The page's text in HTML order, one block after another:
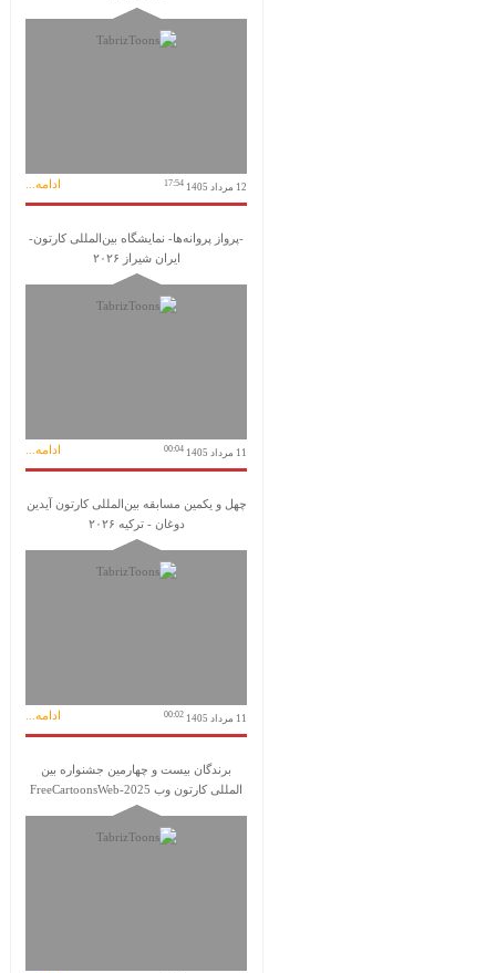
12 مرداد 1405 17:54 ادامه...
-پرواز پروانه‌ها- نمایشگاه بین‌المللی کارتون-
ایران شیراز ۲۰۲۶
11 مرداد 1405 00:04 ادامه...
چهل و یکمین مسابقه بین‌المللی کارتون آیدین
دوغان - ترکیه ۲۰۲۶
11 مرداد 1405 00:02 ادامه...
برندگان بیست و چهارمین جشنواره بین
المللی کارتون وب FreeCartoonsWeb-2025